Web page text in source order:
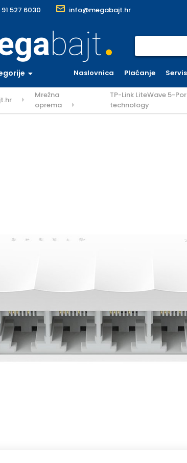
527 6030 info@megabajt.hr
Naslovnica Plaćanje Servis
Mrežna
oprema
TP-Link LiteWave 5-
technology